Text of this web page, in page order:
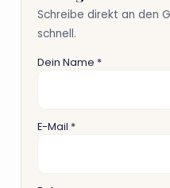
Schreibe direkt an den
schnell.
Dein Name *
E-Mail *